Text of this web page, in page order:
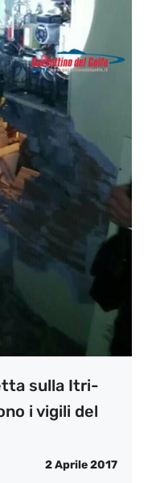
sulla Itri-
i vigili del
2 Aprile 2017